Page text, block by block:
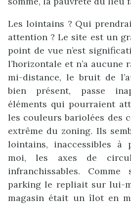
Les lointains ? Qui
attention ? Le site est un
point de vue n’est
l’horizontale et n’a aucune
mi-distance, le bruit de
bien présent, passe
éléments qui pourraient
les couleurs bariolées des
extrême du zoning. Ils
lointains, inaccessibles à
moi, les axes de
infranchissables.
parking le repliait sur lui-
magasin était un îlot en